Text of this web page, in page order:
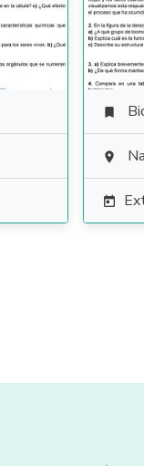


